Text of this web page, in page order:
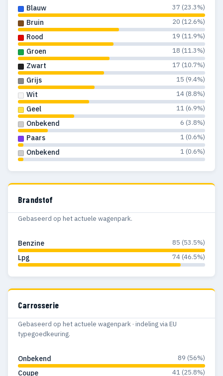
Blauw 37 (23.3%)
Bruin 20 (12.6%)
Rood 19 (11.9%)
Groen 18 (11.3%)
Zwart 17 (10.7%)
Grijs 15 (9.4%)
Wit 14 (8.8%)
Geel 11 (6.9%)
Onbekend 6 (3.8%)
Paars 1 (0.6%)
Onbekend 1 (0.6%)
Brandstof
Gebaseerd op het actuele wagenpark.
Benzine 85 (53.5%)
Lpg 74 (46.5%)
Carrosserie
Gebaseerd op het actuele wagenpark · indeling via EU
typegoedkeuring.
Onbekend 89 (56%)
Coupe 41 (25.8%)